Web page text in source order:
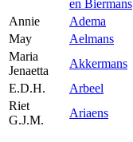
en Biermans
Annie
Adema
May
Aelmans
Maria
Jenaetta
Akkermans
E.D.H.
Arbeel
Riet
G.J.M.
Ariaens